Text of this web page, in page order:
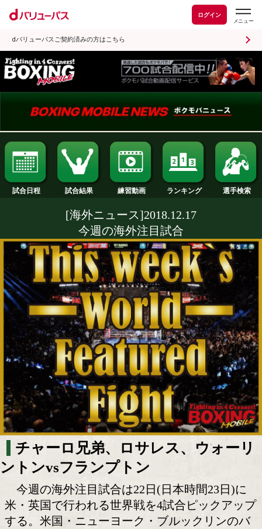
ログイン
dバリューパスご契約済みの方はこちら
試合結果 練習動画
[海外ニュース]2018.12.17
今週の海外注目試合